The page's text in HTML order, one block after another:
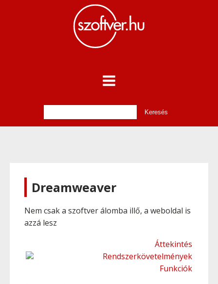
Dreamweaver
Nem csak a szoftver álomba illő, a weboldal is
azzá lesz
Áttekintés
Rendszerkövetelmények
Funkciók